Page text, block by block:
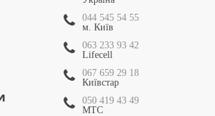
044 545 54 55
м. Київ
063 233 93 42
Lifecell
067 659 29 18
Київстар
050 419 43 49
МТС